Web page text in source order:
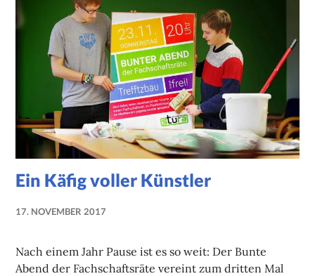
Ein Käfig voller Künstler
17. NOVEMBER 2017
ANTER
Nach einem Jahr Pause ist es so weit: Der Bunte
Abend der Fachschaftsräte vereint zum dritten Mal